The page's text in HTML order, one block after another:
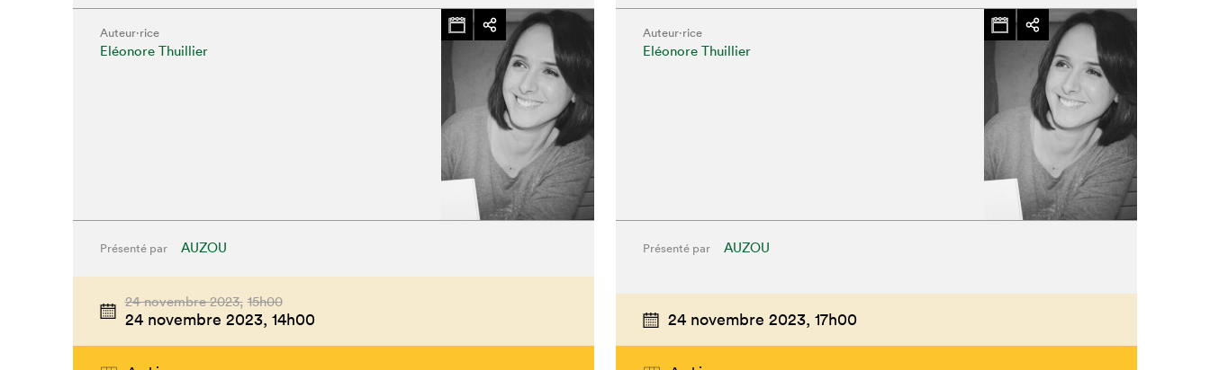
Auteur·rice
Eléonore Thuillier
Présenté par AUZOU
24 novembre 2023, 15h00
24 novembre 2023, 14h00
Auteur·rice
Eléonore Thuillier
Présenté par AUZOU
24 novembre 2023, 17h00